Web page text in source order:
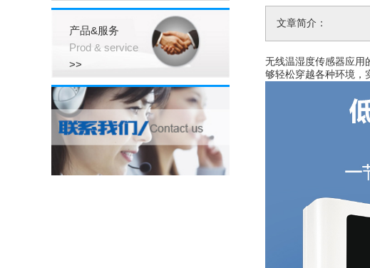
产品&服务
Prod & service
>>
文章简介：
无线温湿度传感器应用
够轻松穿越各种环境，